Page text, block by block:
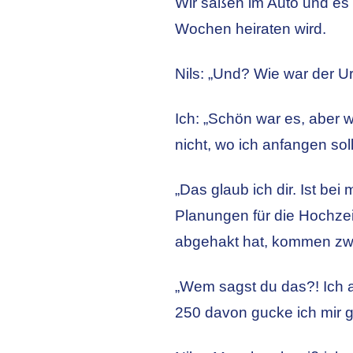
Wochen heiraten wird.
Nils: „Und? Wie war der
Ich: „Schön war es, aber
nicht, wo ich anfangen
„Das glaub ich dir. Ist bei
Planungen für die
abgehakt hat, kommen
„Wem sagst du das?! Ich
250 davon gucke ich mir